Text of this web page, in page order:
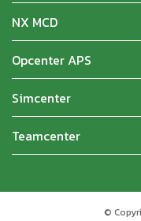
NX MCD
Opcenter APS
Simcenter
Teamcenter
©